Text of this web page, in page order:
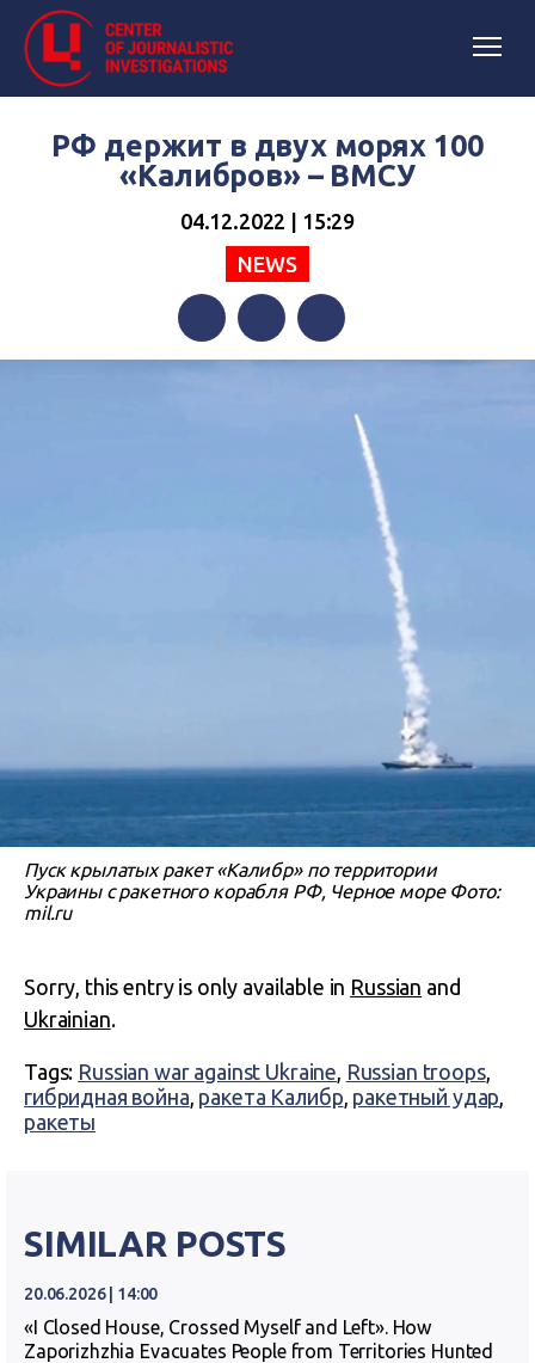
РФ держит в двух морях 100
«Калибров» – ВМСУ
04.12.2022 | 15:29
NEWS
FacebookTwitterTelegram
Пуск крылатых ракет «Калибр» по территории
Украины с ракетного корабля РФ, Черное море Фото:
mil.ru
Sorry, this entry is only available in Russian and
Ukrainian.
Tags: Russian war against Ukraine, Russian troops,
гибридная война, ракета Калибр, ракетный удар,
ракеты
SIMILAR POSTS
20.06.2026 | 14:00
«I Closed House, Crossed Myself and Left». How
Zaporizhzhia Evacuates People from Territories Hunted